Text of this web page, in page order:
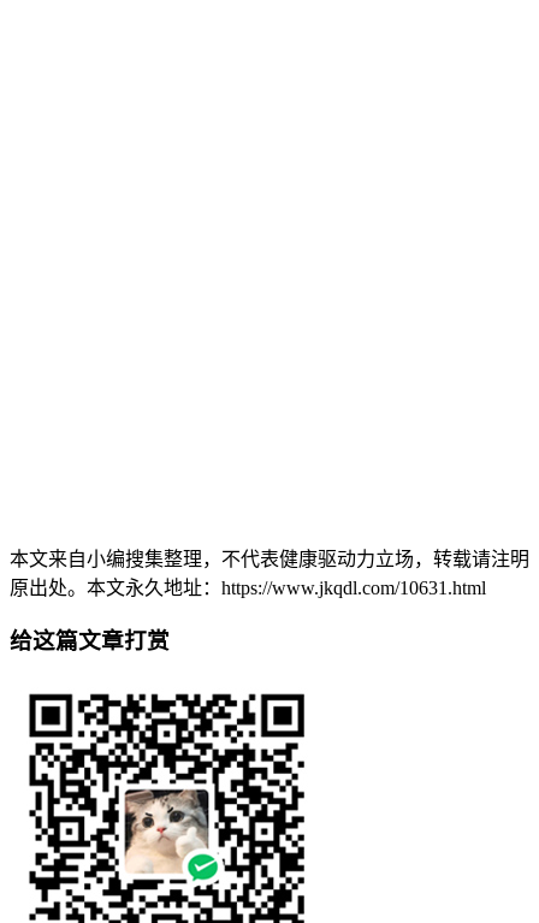
本文来自小编搜集整理，不代表健康驱动力立场，转载请注明
原出处。本文永久地址：https://www.jkqdl.com/10631.html
给这篇文章打赏